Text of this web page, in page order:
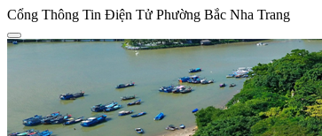
Cổng Thông Tin Điện Tử Phường Bắc Nha Trang